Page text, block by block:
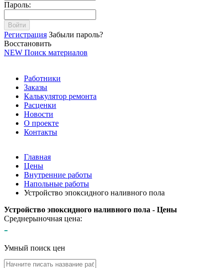
Пароль:
Войти
Регистрация Забыли пароль?
Восстановить
NEW Поиск материалов
Работники
Заказы
Калькулятор ремонта
Расценки
Новости
О проекте
Контакты
Главная
Цены
Внутренние работы
Напольные работы
Устройство эпоксидного наливного пола
Устройство эпоксидного наливного пола - Цены
Среднерыночная цена:
-
Умный поиск цен